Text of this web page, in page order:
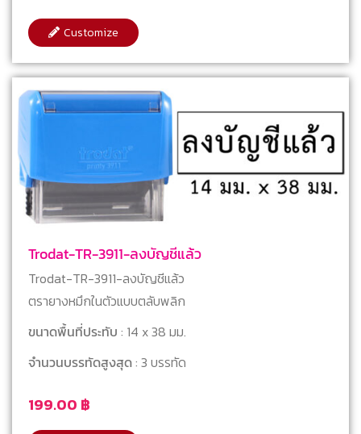
Customize
Trodat-TR-3911-ลงบัญชีแล้ว
199.00 ฿
Trodat-TR-3911-ลงบัญชีแล้ว
ตรายางหมึกในตัวแบบตลับพลิก
ขนาดพื้นที่ประทับ : 14 x 38 มม.
จำนวนบรรทัดสูงสุด: 3 บรรทัด